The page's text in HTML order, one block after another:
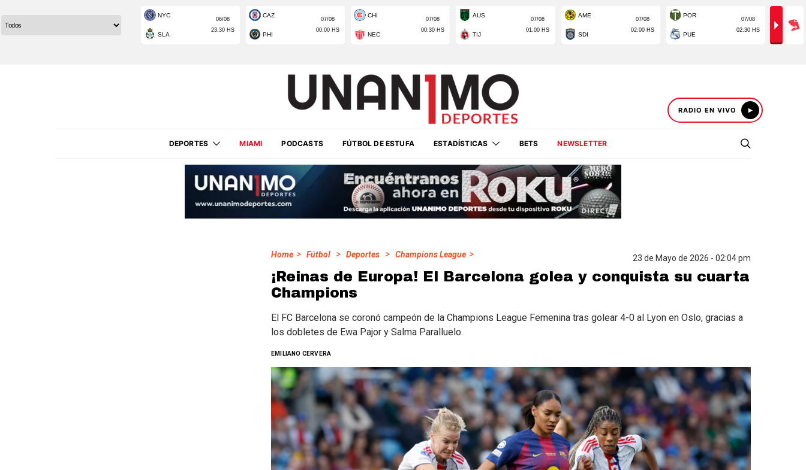
RADIO EN VIVO
DEPORTES MIAMI PODCASTS FÚTBOL DE ESTUFA ESTADÍSTICAS BETS NEWSLETTER
Home > Fútbol > Deportes > Champions League > 23 de Mayo de 2026 - 02:04 pm
¡Reinas de Europa! El Barcelona golea y conquista su cuarta
Champions
El FC Barcelona se coronó campeón de la Champions League Femenina tras golear 4-0 al Lyon en Oslo, gracias a
los dobletes de Ewa Pajor y Salma Paralluelo.
EMILIANO CERVERA